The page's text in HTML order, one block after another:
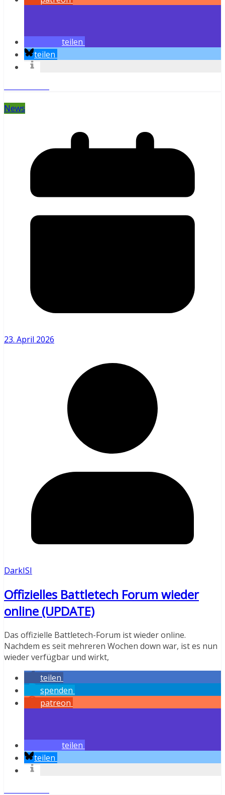
teilen
teilen
News
23. April 2026
DarkISI
Offizielles Battletech Forum wieder
online (UPDATE)
Das offizielle Battletech-Forum ist wieder online.
Nachdem es seit mehreren Wochen down war, ist es nun
wieder verfügbar und wirkt,
teilen
spenden
patreon
teilen
teilen